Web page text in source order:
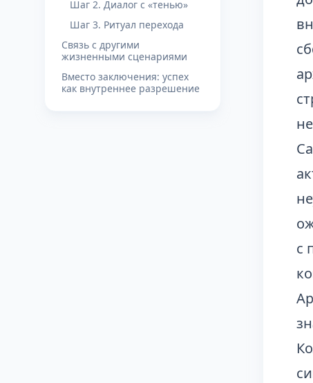
Шаг 2. Диалог с «тенью»
Шаг 3. Ритуал перехода
Связь с другими
жизненными сценариями
Вместо заключения: успех
как внутреннее разрешение
с